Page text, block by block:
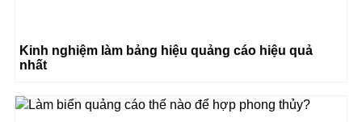
Kinh nghiệm làm bảng hiệu quảng cáo hiệu quả
nhất